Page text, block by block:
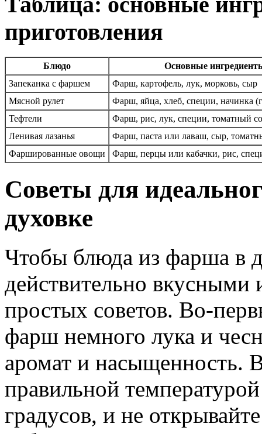
приготовления
Блюдо
Основные
Запеканка с фаршем
Фарш, картофель, лук, морковь, сыр
Мясной рулет
Фарш, яйца, хлеб, специи, начинка
Тефтели
Фарш, рис, лук, специи, томатный
Ленивая лазанья
Фарш, паста или лаваш, сыр,
Фаршированные овощи
Фарш, перцы или кабачки, рис,
Советы для
духовке
Чтобы блюда из фарша в
действительно вкусными
простых советов. Во-
фарш немного лука и
аромат и насыщенность.
правильной
градусов, и не